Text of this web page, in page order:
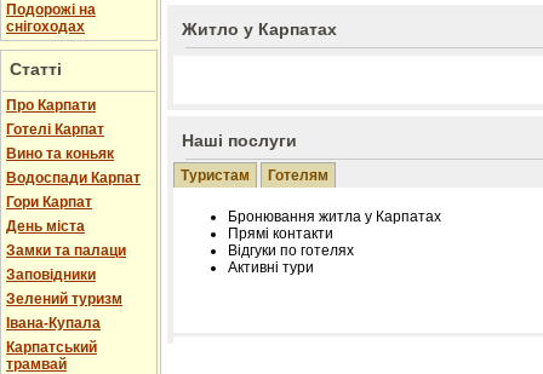
Подорожі на
снігоходах
Статті
Про Карпати
Готелі Карпат
Вино та коньяк
Водоспади Карпат
Гори Карпат
День міста
Замки та палаци
Заповідники
Зелений туризм
Івана-Купала
Карпатський
трамвай
Житло у Карпатах
Наші послуги
Туристам Готелям
Бронювання житла у Карпатах
Прямі контакти
Відгуки по готелях
Активні тури